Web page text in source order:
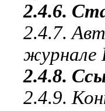
2.4.6.
2.4.7.
журнале
2.4.8.
2.4.9.